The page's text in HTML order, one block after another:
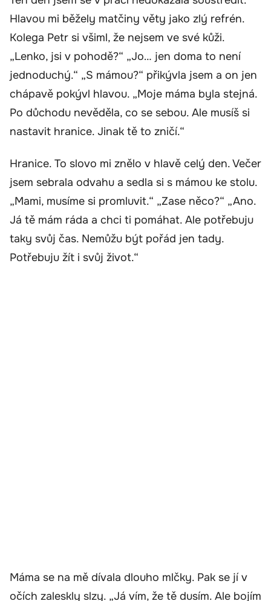
Hlavou mi běžely matčiny věty jako zlý refrén.
Kolega Petr si všiml, že nejsem ve své kůži.
„Lenko, jsi v pohodě?“ „Jo… jen doma to není
jednoduchý.“ „S mámou?“ přikývla jsem a on jen
chápavě pokývl hlavou. „Moje máma byla stejná.
Po důchodu nevěděla, co se sebou. Ale musíš si
nastavit hranice. Jinak tě to zničí.“
Hranice. To slovo mi znělo v hlavě celý den. Večer
jsem sebrala odvahu a sedla si s mámou ke stolu.
„Mami, musíme si promluvit.“ „Zase něco?“ „Ano.
Já tě mám ráda a chci ti pomáhat. Ale potřebuju
taky svůj čas. Nemůžu být pořád jen tady.
Potřebuju žít i svůj život.“
Máma se na mě dívala dlouho mlčky. Pak se jí v
očích zaleskly slzy. „Já vím, že tě dusím. Ale bojím